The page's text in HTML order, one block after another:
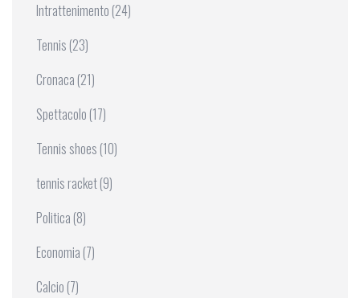
Intrattenimento (24)
Tennis (23)
Cronaca (21)
Spettacolo (17)
Tennis shoes (10)
tennis racket(9)
Politica (8)
Economia (7)
Calcio (7)